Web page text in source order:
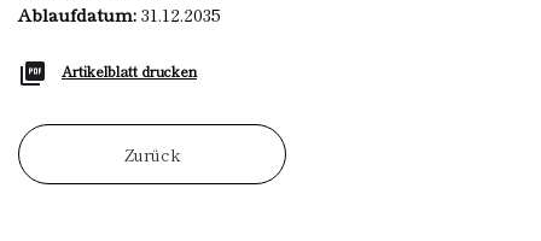
Ablaufdatum:31.12.2035
Artikelblatt drucken
Zurück